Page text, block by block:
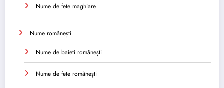
Nume de fete maghiare
Nume românești
Nume de baieti românești
Nume de fete românești